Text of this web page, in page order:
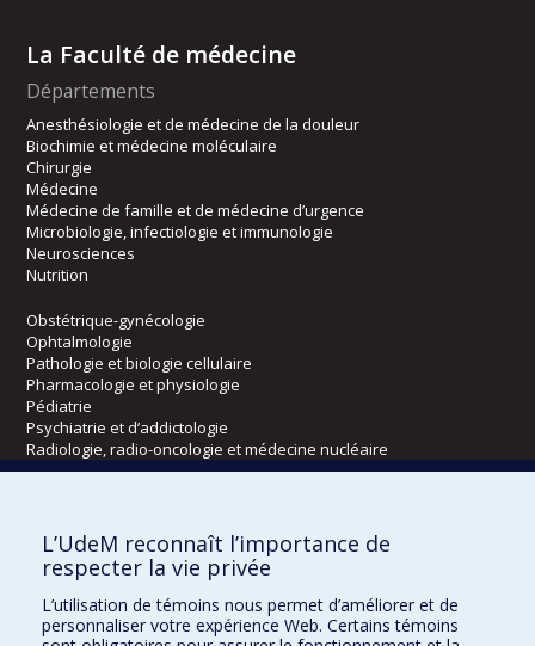
La Faculté de médecine
Départements
Anesthésiologie et de médecine de la douleur
Biochimie et médecine moléculaire
Chirurgie
Médecine
Médecine de famille et de médecine d’urgence
Microbiologie, infectiologie et immunologie
Neurosciences
Nutrition
Obstétrique-gynécologie
Ophtalmologie
Pathologie et biologie cellulaire
Pharmacologie et physiologie
Pédiatrie
Psychiatrie et d’addictologie
Radiologie, radio-oncologie et médecine nucléaire
Écoles
Kinésiologie et des sciences de l’activité physique
Orthophonie et audiologie
Réadaptation
L’UdeM reconnaît l’importance de
respecter la vie privée
L’utilisation de témoins nous permet d’améliorer et de
personnaliser votre expérience Web. Certains témoins